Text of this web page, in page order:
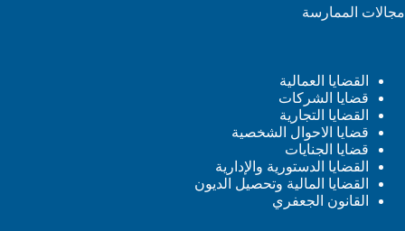
مجالات الممارسة
القضايا العمالية
قضايا الشركات
القضايا التجارية
قضايا الاحوال الشخصية
قضايا الجنايات
القضايا الدستورية والإدارية
القضايا المالية وتحصيل الديون
القانون الجعفري